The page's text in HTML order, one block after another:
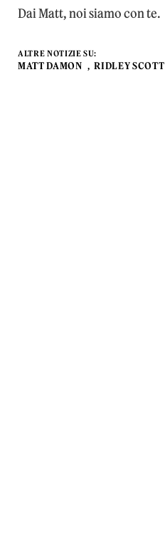
Dai Matt, noi siamo con te.
ALTRE NOTIZIE SU:
MATT DAMON RIDLEY SCOTT